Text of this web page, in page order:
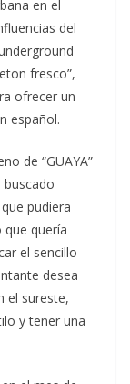
en el
del
fresco”,
ofrecer un
español.
de “GUAYA”
buscado
pudiera
que quería
el sencillo
desea
el sureste,
y tener una